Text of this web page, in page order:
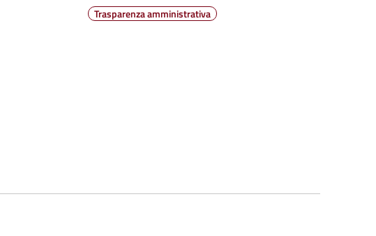
Trasparenza amministrativa